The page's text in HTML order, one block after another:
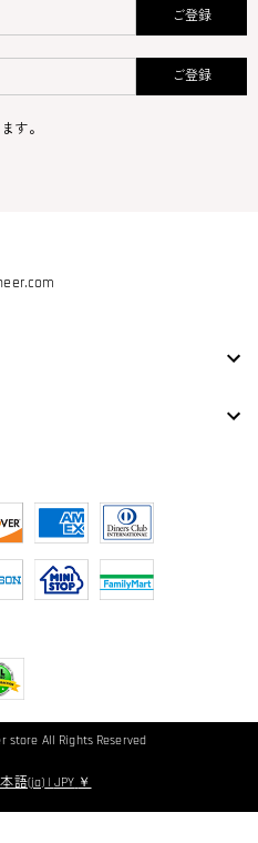
ご登録
ご登録
す。
store All Rights Reserved
語(ja) | JPY ￥